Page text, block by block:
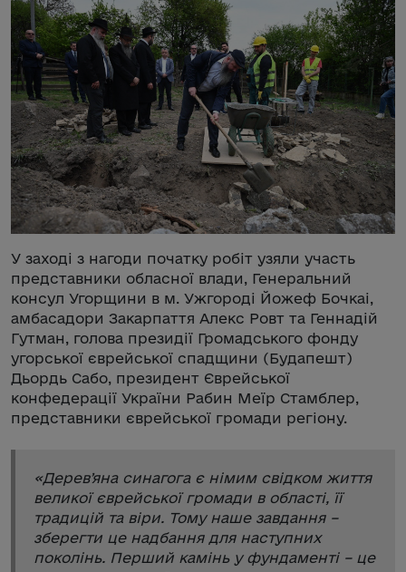
У заході з нагоди початку робіт узяли участь
представники обласної влади, Генеральний
консул Угорщини в м. Ужгороді Йожеф Бочкаі,
амбасадори Закарпаття Алекс Ровт та Геннадій
Гутман, голова президії Громадського фонду
угорської єврейської спадщини (Будапешт)
Дьордь Сабо, президент Єврейської
конфедерації України Рабин Меїр Стамблер,
представники єврейської громади регіону.
«Деревʼяна синагога є німим свідком життя
великої єврейської громади в області, її
традицій та віри. Тому наше завдання –
зберегти це надбання для наступних
поколінь. Перший камінь у фундаменті – це